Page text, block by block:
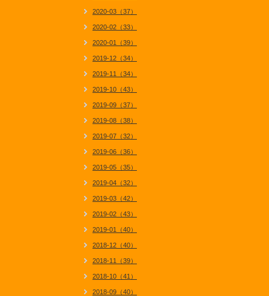
2020-03（37）
2020-02（33）
2020-01（39）
2019-12（34）
2019-11（34）
2019-10（43）
2019-09（37）
2019-08（38）
2019-07（32）
2019-06（36）
2019-05（35）
2019-04（32）
2019-03（42）
2019-02（43）
2019-01（40）
2018-12（40）
2018-11（39）
2018-10（41）
2018-09（40）